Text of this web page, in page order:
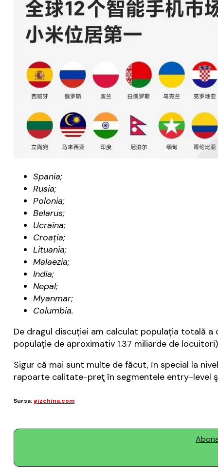
Spania;
Rusia;
Polonia;
Belarus;
Ucraina;
Croaţia;
Lituania;
Malaezia;
India;
Nepal;
Myanmar;
Columbia.
De dragul discuţiei am calculat populaţia totală a
populaţie de aproximativ 1.37 miliarde de
Sigur că mai sunt multe de făcut, în special la
rapoarte calitate-preţ în segmentele entry-level
Sursa: gizchina.com